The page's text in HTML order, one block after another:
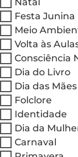
Festa Junina
Meio
Volta às
Consciência
Dia do Livro
Dia das Mães
Folclore
Identidade
Dia da
Carnaval